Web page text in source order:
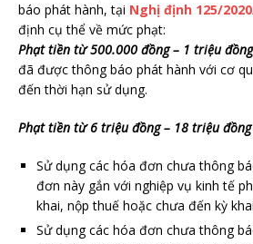
báo phát hành, tại Nghị định 125/
định cụ thể về mức phạt:
Phạt tiền từ 500.000 đồng – 1 triệu đồng
đã được thông báo phát hành với cơ
đến thời hạn sử dụng.
Phạt tiền từ 6 triệu đồng – 18 triệu
Sử dụng các hóa đơn chưa thông
đơn này gắn với nghiệp vụ kinh tế
khai, nộp thuế hoặc chưa đến kỳ
Sử dụng các hóa đơn chưa thông